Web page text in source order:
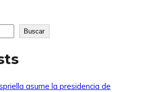
Buscar
asume la presidencia de